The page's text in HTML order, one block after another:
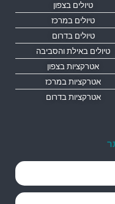
טיולים בצפון
טיולים במרכז
טיולים בדרום
טיולים באילת והסביבה
אטרקציות בצפון
אטרקציות במרכז
אטרקציות בדרום